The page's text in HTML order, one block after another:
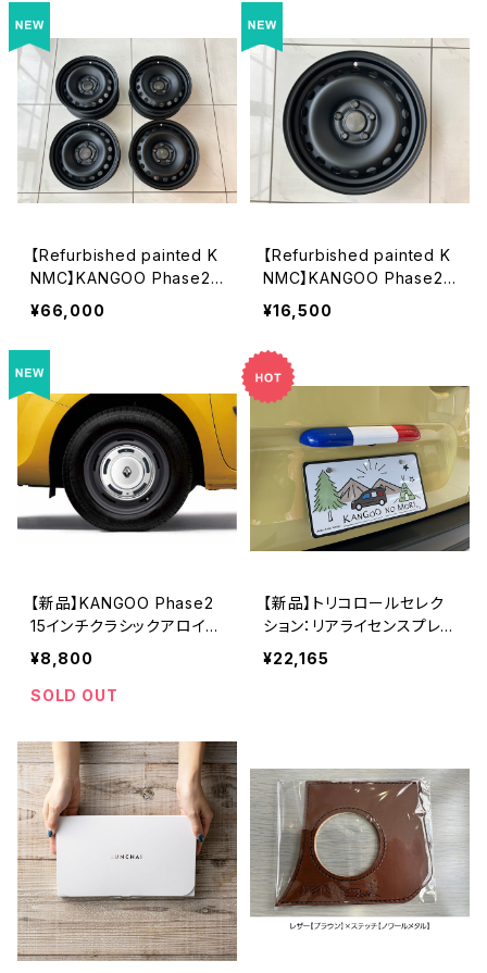
【Refurbished painted K
NMC】KANGOO Phase2
純正鉄チンホイール 15in 4
本set
¥66,000
【Refurbished painted K
NMC】KANGOO Phase2
純正鉄チンホイール 15in 1
¥16,500
【新品】KANGOO Phase2
15インチクラシックアロイホ
イール センターキャップ 1個
¥8,800
SOLD OUT
【新品】トリコロールセレク
ション：リアライセンスプレ
ートランプカバー【残：6】
¥22,165